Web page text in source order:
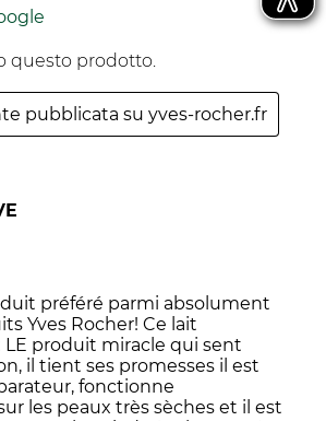
questo prodotto.
pubblicata su yves-rocher.fr
préféré parmi absolument
Yves Rocher! Ce lait
LE produit miracle qui sent
il tient ses promesses il est
fonctionne
les peaux très sèches et il est